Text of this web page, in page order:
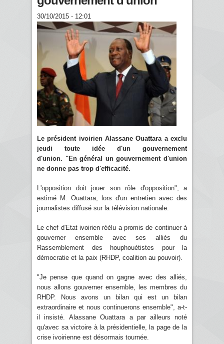
30/10/2015 - 12:01
Le président ivoirien Alassane Ouattara a exclu
jeudi toute idée d'un gouvernement
d'union. "En général un gouvernement d'union
ne donne pas trop d'efficacité.
L'opposition doit jouer son rôle d'opposition", a
estimé M. Ouattara, lors d'un entretien avec des
journalistes diffusé sur la télévision nationale.
Le chef d'Etat ivoirien réélu a promis de continuer à
gouverner ensemble avec ses alliés du
Rassemblement des houphouétistes pour la
démocratie et la paix (RHDP, coalition au pouvoir).
"Je pense que quand on gagne avec des alliés,
nous allons gouverner ensemble, les membres du
RHDP. Nous avons un bilan qui est un bilan
extraordinaire et nous continuerons ensemble", a-t-
il insisté. Alassane Ouattara a par ailleurs noté
qu'avec sa victoire à la présidentielle, la page de la
crise ivoirienne est désormais tournée.